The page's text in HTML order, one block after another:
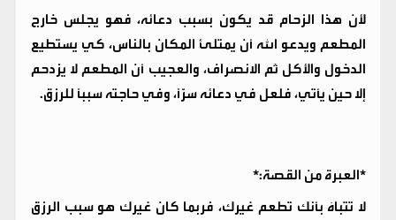
لأن هذا الزحام قد يكون بسبب دعائه، فهو يجلس خارج
المطعم ويدعو الله أن يمتلئ المكان بالناس، كي يستطيع
الدخول والأكل ثم الانصراف، والعجيب أن المطعم لا يزدحم
إلا حين يأتي، فلعل في دعائه سرًّا، وفي حاجته سببًا للرزق.
*العبرة من القصة:*
لا تتباهَ بأنك تطعم غيرك، فربما كان غيرك هو سبب الرزق